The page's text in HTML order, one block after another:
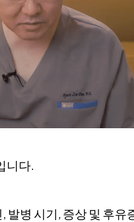
니다.
병 시기, 증상 및 후